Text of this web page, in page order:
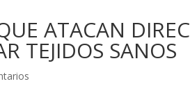
ATACAN
TEJIDOS SANOS